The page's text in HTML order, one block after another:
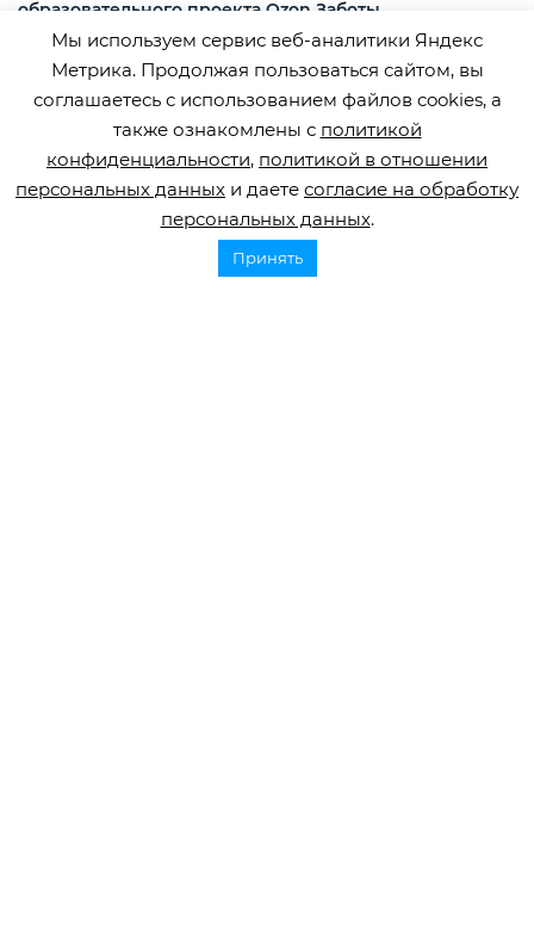
образовательного проекта Ozon Заботы
Медицинский логопед и эксперт фонда ОРБИ Юлия Рудометова
подготовила рекомендации по взаимодействию с посетителями с
нарушениями речи.
Мы используем сервис веб-аналитики Яндекс
Метрика. Продолжая пользоваться сайтом, вы
соглашаетесь с использованием файлов cookies, а
также ознакомлены с политикой
конфиденциальности, политикой в отношении
персональных данных и даете согласие на обработку
персональных данных.
Принять